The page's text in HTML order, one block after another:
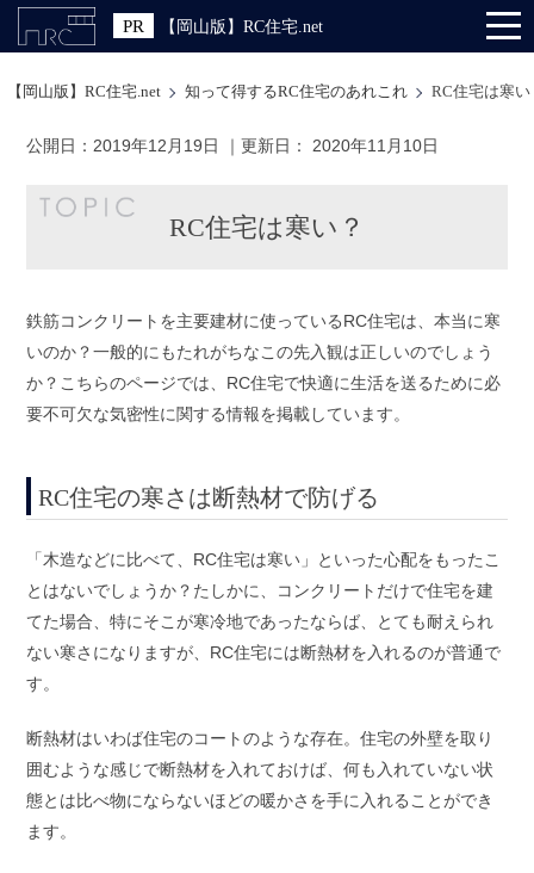
【岡山版】RC住宅.net
【岡山版】RC住宅.net 知って得するRC住宅のあれこれ RC住宅は寒い
公開日： 2019年12月19日 ｜更新日： 2020年11月10日
RC住宅は寒い？
鉄筋コンクリートを主要建材に使っているRC住宅は、本当に寒
いのか？一般的にもたれがちなこの先入観は正しいのでしょう
か？こちらのページでは、RC住宅で快適に生活を送るために必
要不可欠な気密性に関する情報を掲載しています。
RC住宅の寒さは断熱材で防げる
「木造などに比べて、RC住宅は寒い」といった心配をもったこ
とはないでしょうか？たしかに、コンクリートだけで住宅を建
てた場合、特にそこが寒冷地であったならば、とても耐えられ
ない寒さになりますが、RC住宅には断熱材を入れるのが普通で
す。
断熱材はいわば住宅のコートのような存在。住宅の外壁を取り
囲むような感じで断熱材を入れておけば、何も入れていない状
態とは比べ物にならないほどの暖かさを手に入れることができ
ます。